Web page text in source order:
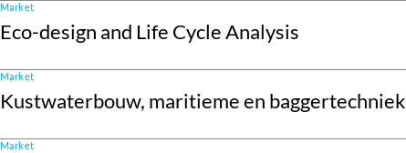
Market
Eco-design and Life Cycle Analysis
Market
Kustwaterbouw, maritieme en baggertechniek
Market